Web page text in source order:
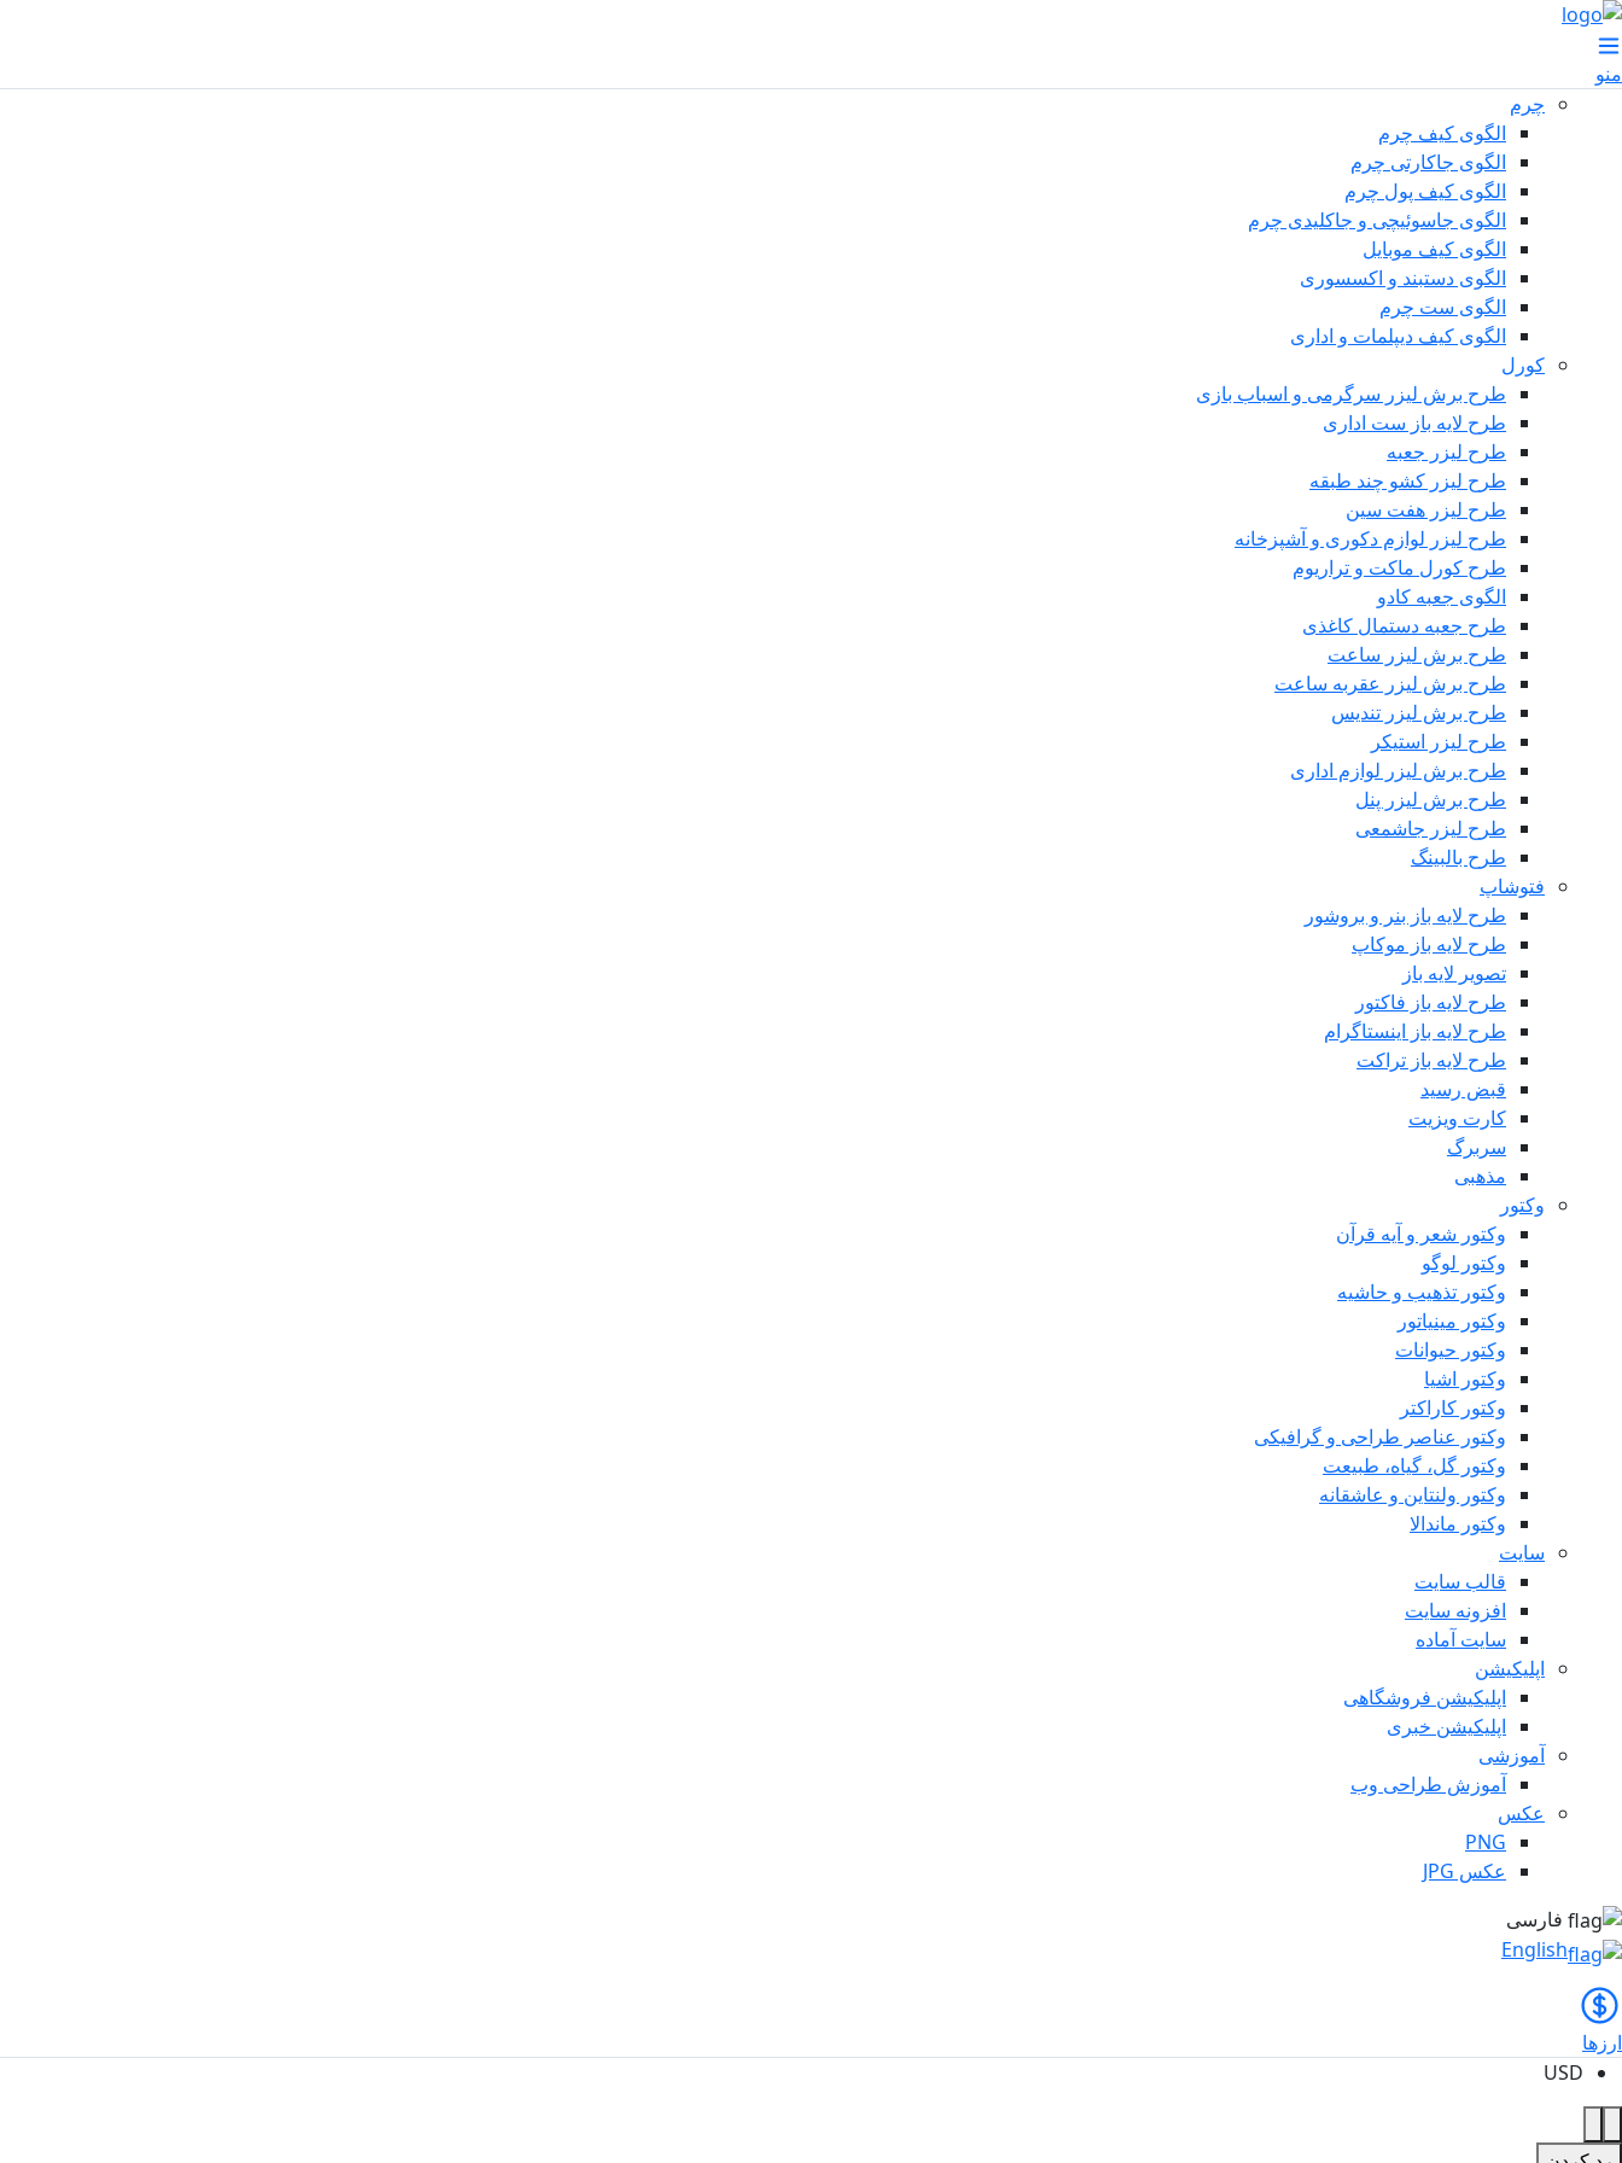
منو
چرم
الگوی کیف چرم
الگوی جاکارتی چرم
الگوی کیف پول چرم
الگوی جاسوئیچی و جاکلیدی چرم
الگوی کیف موبایل
الگوی دستبند و اکسسوری
الگوی ست چرم
الگوی کیف دیپلمات و اداری
کورل
طرح برش لیزر سرگرمی و اسباب بازی
طرح لایه باز ست اداری
طرح لیزر جعبه
طرح لیزر کشو چند طبقه
طرح لیزر هفت سین
طرح لیزر لوازم دکوری و آشپزخانه
طرح کورل ماکت و تراریوم
الگوی جعبه کادو
طرح جعبه دستمال کاغذی
طرح برش لیزر ساعت
طرح برش لیزر عقربه ساعت
طرح برش لیزر تندیس
طرح لیزر استیکر
طرح برش لیزر لوازم اداری
طرح برش لیزر پنل
طرح لیزر جاشمعی
طرح بالبینگ
فتوشاپ
طرح لایه باز بنر و بروشور
طرح لایه باز موکاپ
تصویر لایه باز
طرح لایه باز فاکتور
طرح لایه باز اینستاگرام
طرح لایه باز تراکت
قبض رسید
کارت ویزیت
سربرگ
مذهبی
وکتور
وکتور شعر و آیه قرآن
وکتور لوگو
وکتور تذهیب و حاشیه
وکتور مینیاتور
وکتور حیوانات
وکتور اشیا
وکتور کاراکتر
وکتور عناصر طراحی و گرافیکی
وکتور گل، گیاه، طبیعت
وکتور ولنتاین و عاشقانه
وکتور ماندالا
سایت
قالب سایت
افزونه سایت
سایت آماده
اپلیکیشن
اپلیکیشن فروشگاهی
اپلیکیشن خبری
آموزشی
آموزش طراحی وب
عکس
PNG
عکس JPG
فارسی
English
ارزها
USD